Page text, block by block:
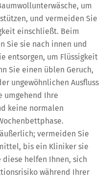
um
und vermeiden Sie
einschließt. Beim
Sie sie nach innen und
entsorgen, um Flüssigkeit
Sie einen üblen Geruch,
ungewöhnlichen Ausfluss
umgehend Ihre
keine normalen
vermeiden Sie
bis ein Kliniker sie
helfen Ihnen, sich
während Ihrer